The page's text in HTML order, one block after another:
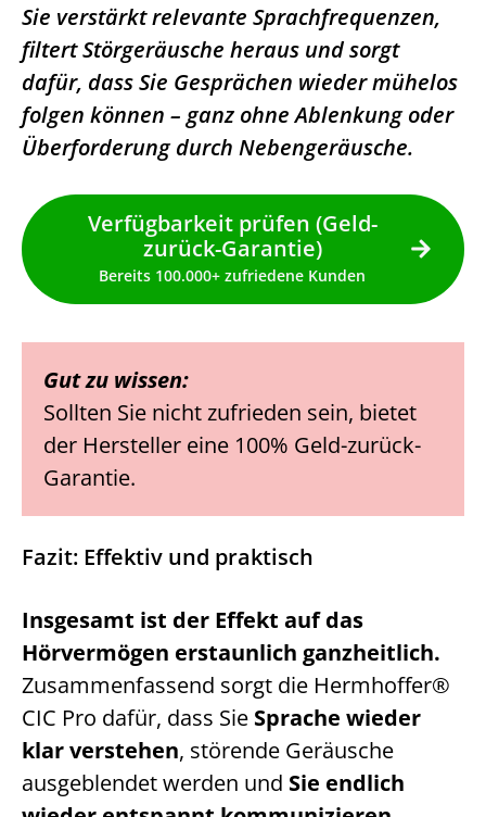
Sie verstärkt relevante Sprachfrequenzen,
filtert Störgeräusche heraus und sorgt
dafür, dass Sie Gesprächen wieder mühelos
folgen können – ganz ohne Ablenkung oder
Überforderung durch Nebengeräusche.
Verfügbarkeit prüfen (Geld-
zurück-Garantie)
Bereits 100.000+ zufriedene Kunden
Gut zu wissen:
Sollten Sie nicht zufrieden sein, bietet
der Hersteller eine 100% Geld-zurück-
Garantie.
Fazit: Effektiv und praktisch
Insgesamt ist der Effekt auf das
Hörvermögen erstaunlich ganzheitlich.
Zusammenfassend sorgt die Hermhoffer®
CIC Pro dafür, dass Sie Sprache wieder
klar verstehen, störende Geräusche
ausgeblendet werden und Sie endlich